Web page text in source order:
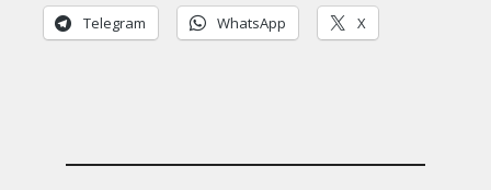
Telegram WhatsApp X